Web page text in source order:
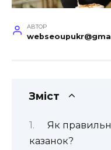
АВТОР
Зміст
Як
казанок?